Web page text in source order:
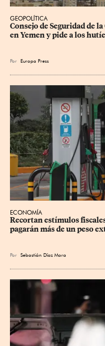
GEOPOLÍTICA
Consejo de Seguridad de
en Yemen y pide a los
Por Europa Press
ECONOMÍA
Recortan estímulos
pagarán más de un peso
Por Sebastián Díaz Mora